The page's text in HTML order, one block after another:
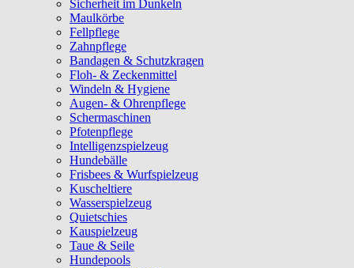
Sicherheit im Dunkeln
Maulkörbe
Fellpflege
Zahnpflege
Bandagen & Schutzkragen
Floh- & Zeckenmittel
Windeln & Hygiene
Augen- & Ohrenpflege
Schermaschinen
Pfotenpflege
Intelligenzspielzeug
Hundebälle
Frisbees & Wurfspielzeug
Kuscheltiere
Wasserspielzeug
Quietschies
Kauspielzeug
Taue & Seile
Hundepools